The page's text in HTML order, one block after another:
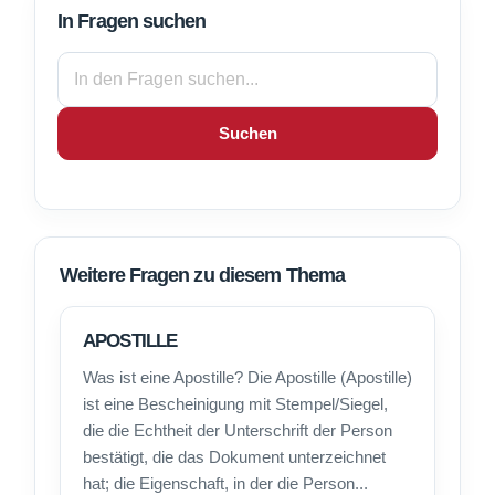
In Fragen suchen
Suchen
Weitere Fragen zu diesem Thema
APOSTILLE
Was ist eine Apostille? Die Apostille (Apostille)
ist eine Bescheinigung mit Stempel/Siegel,
die die Echtheit der Unterschrift der Person
bestätigt, die das Dokument unterzeichnet
hat; die Eigenschaft, in der die Person...